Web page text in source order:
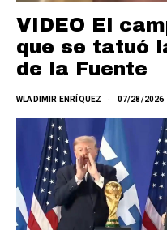
VIDEO El
que se tatuó
de la Fuente
WLADIMIR ENRÍQUEZ 07/28/2026